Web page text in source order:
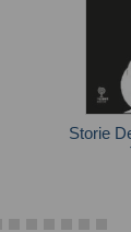
Storie